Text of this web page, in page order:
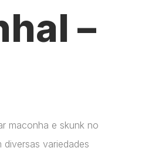
–
maconha e skunk no
diversas variedades